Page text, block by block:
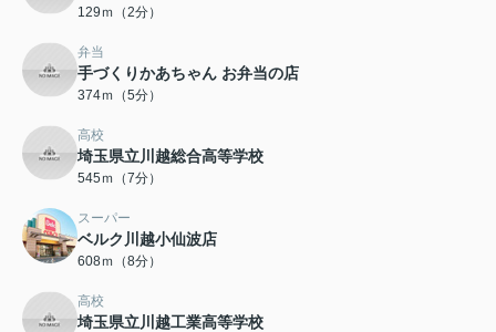
129ｍ（2分）
弁当
手づくりかあちゃん お弁当の店
374ｍ（5分）
高校
埼玉県立川越総合高等学校
545ｍ（7分）
スーパー
ベルク川越小仙波店
608ｍ（8分）
高校
埼玉県立川越工業高等学校